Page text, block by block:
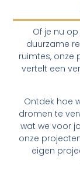
Of je nu
duurzame
ruimtes, onze
vertelt een
Ontdek hoe
dromen te
wat we voor
onze
eigen